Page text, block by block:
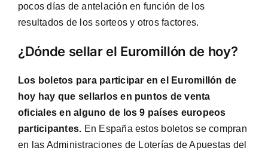
pocos días de antelación en función de los
resultados de los sorteos y otros factores.
¿Dónde sellar el Euromillón de hoy?
Los boletos para participar en el Euromillón de
hoy hay que sellarlos en puntos de venta
oficiales en alguno de los 9 países europeos
participantes. En España estos boletos se compran
en las Administraciones de Loterías de Apuestas del